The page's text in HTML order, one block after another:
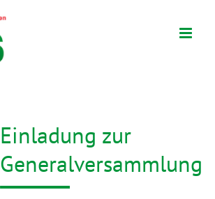
Einladung zur
Generalversammlung